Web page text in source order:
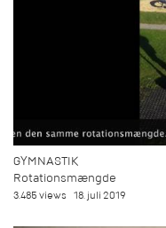
GYMNASTIK
Rotationsmængde
3.485 views 18. juli 2019